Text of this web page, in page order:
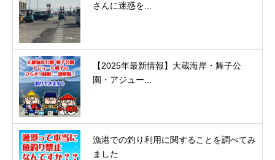
さんに迷惑を...
【2025年最新情報】大蔵海岸・舞子公
園・アジュー...
漁港での釣り利用に関することを調べてみ
ました